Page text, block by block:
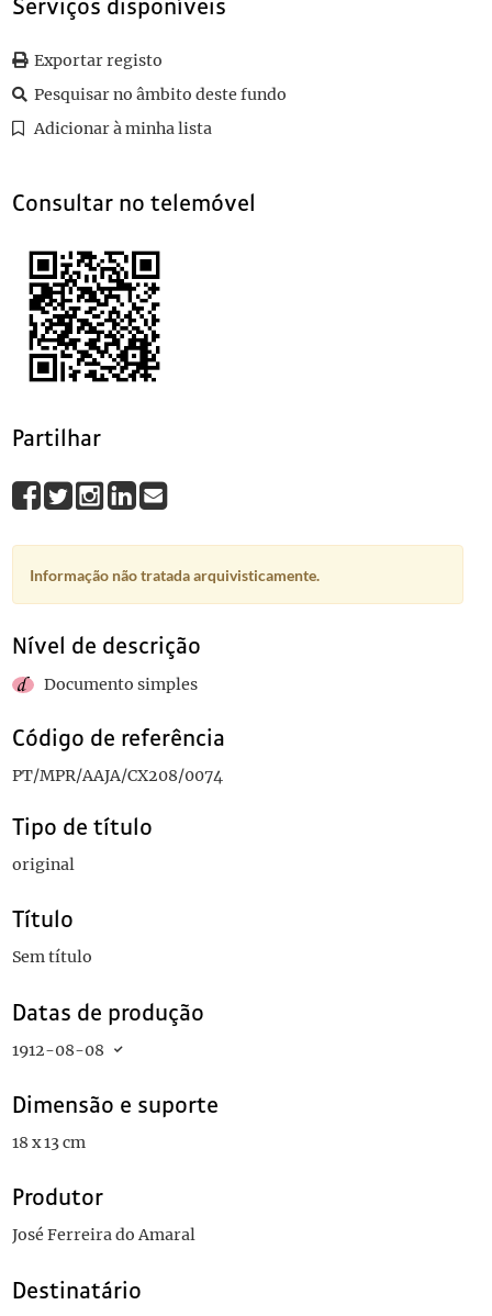
0076
Sem título 1914-09-24
0078 Sem título
0079 Sem título
0091 Sem título
Serviços disponíveis
Exportar registo
Pesquisar no âmbito deste fundo
Adicionar à minha lista
Consultar no telemóvel
Partilhar
Informação não tratada arquivisticamente.
Nível de descrição
Documento simples
Código de referência
PT/MPR/AAJA/CX208/0074
Tipo de título
original
Título
Sem título
Datas de produção
1912-08-08
Dimensão e suporte
18 x 13 cm
Produtor
José Ferreira do Amaral
Destinatário